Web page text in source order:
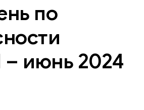
по
июнь 2024